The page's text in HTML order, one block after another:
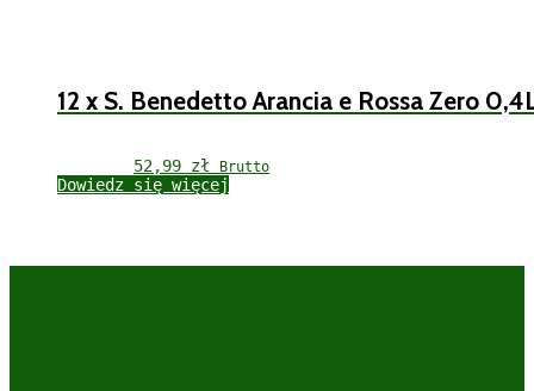
12 x S. Benedetto Arancia e Rossa Zero
52,99 zł Brutto
Dowiedz się więcej